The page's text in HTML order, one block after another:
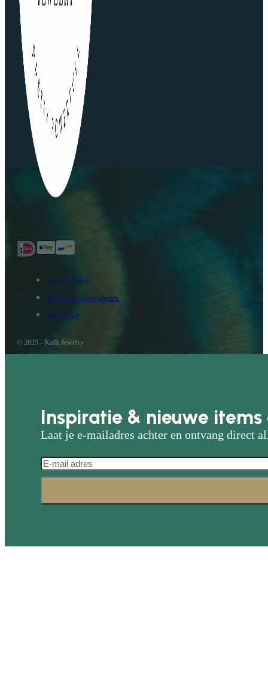
Privacy Policy
Algemene voorwaarden
Disclaimer
© 2025 - Kalli Jewelry
Inspiratie & nieuwe
Laat je e-mailadres achter en ontvang direct